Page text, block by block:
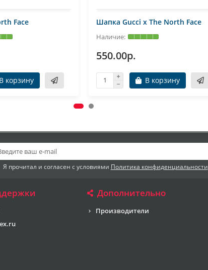
Face
В корзину
Шапка Gucci x The North Face
550.00р.
В корзину
Я прочитал и согласен с условиями Политика конфиденциальности
Дополнительно
Производители